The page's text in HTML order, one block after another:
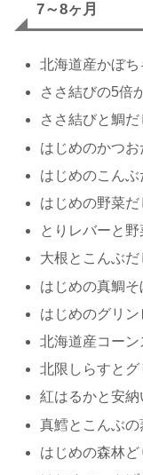
7～8ヶ月
北海道産かぼ
ささ結びの5倍
ささ結びと鯛
はじめのかつお
はじめのこんぶ
はじめの野菜だ
とりレバーと野
大根とこんぶ
はじめの真鯛そ
はじめのグリン
北海道産コーン
北限しらすと
紅はるかと安
真鱈とこんぶの
はじめの森林ど